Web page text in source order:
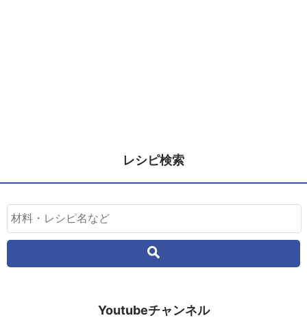
レシピ検索
Youtubeチャンネル